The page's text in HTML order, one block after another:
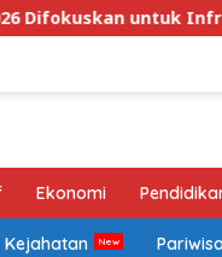
untuk Infrastruktur
Ekonomi
Kejahatan